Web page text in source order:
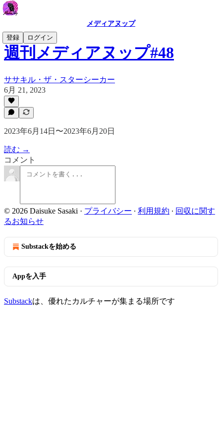
メディアヌップ
登録
ログイン
週刊メディアヌップ#48
ササキル・ザ・スターシーカー
6月 21, 2023
2023年6月14日〜2023年6月20日
読む →
コメント
© 2026 Daisuke Sasaki · プライバシー ∙ 利用規約 ∙ 回収に関す
るお知らせ
Substackを始める
Appを入手
Substackは、優れたカルチャーが集まる場所です